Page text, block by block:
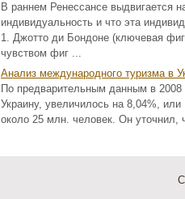
В раннем Ренессансе выдвигается
индивидуальность и что эта
1. Джотто ди Бондоне (ключевая
чувством фиг ...
Анализ международного туризма в
По предварительным данным в 2008
Украину, увеличилось на 8,04%,
около 25 млн. человек. Он уточнил,